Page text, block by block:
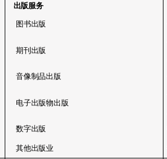
出版服务
图书出版
期刊出版
音像制品出版
电子出版物出版
数字出版
其他出版业